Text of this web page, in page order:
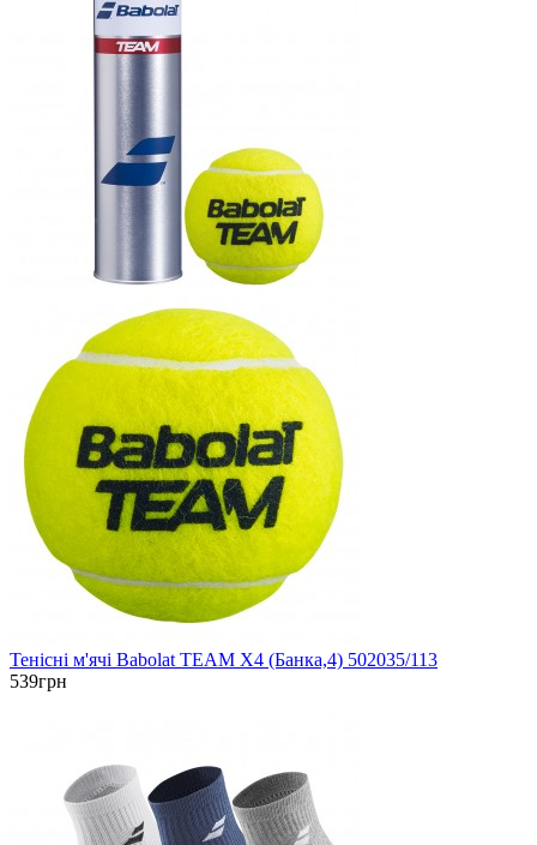
Тенісні м'ячі Babolat TEAM X4 (Банка,4) 502035/113
539грн